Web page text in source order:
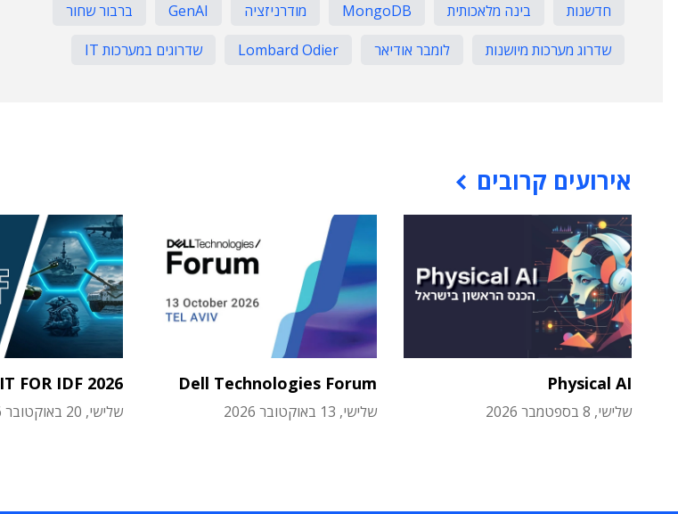
חדשנות בינה מלאכותית MongoDB מודרניזציה GenAI
ברבור שחור
שדרוג מערכות מיושנות
לומבר אודיאר Lombard Odier שדרוגים במערכות IT
אירועים קרובים
Physical AI
שלישי, 8 בספטמבר 2026
Dell Technologies Forum
שלישי, 13 באוקטובר 2026
IT FOR IDF 2026
שלישי, 20 באוקטובר 2026